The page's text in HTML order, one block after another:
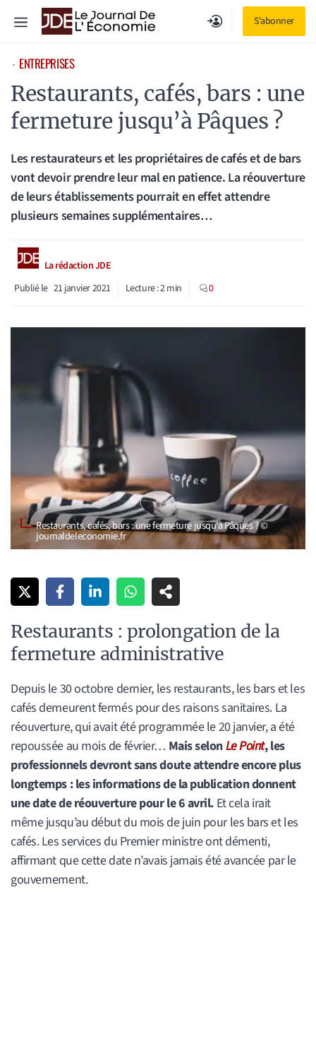
S'abonner
Menu
⋅ ENTREPRISES
Restaurants, cafés, bars : une
fermeture jusqu’à Pâques ?
Les restaurateurs et les propriétaires de cafés et de bars
vont devoir prendre leur mal en patience. La réouverture
de leurs établissements pourrait en effet attendre
plusieurs semaines supplémentaires…
La rédaction JDE
Publié le 21 janvier 2021 Lecture :2min 0
Restaurants, cafés, bars : une fermeture jusqu’à Pâques ? ©
journaldeleconomie.fr
Restaurants : prolongation de la
fermeture administrative
Depuis le 30 octobre dernier, les restaurants, les bars et les
cafés demeurent fermés pour des raisons sanitaires. La
réouverture, qui avait été programmée le 20 janvier, a été
repoussée au mois de février… Mais selonLe Point, les
professionnels devront sans doute attendre encore plus
longtemps : les informations de la publication donnent
une date de réouverture pour le 6 avril. Et cela irait
même jusqu’au début du mois de juin pour les bars et les
cafés. Les services du Premier ministre ont démenti,
affirmant que cette date n’avais jamais été avancée par le
gouvernement.